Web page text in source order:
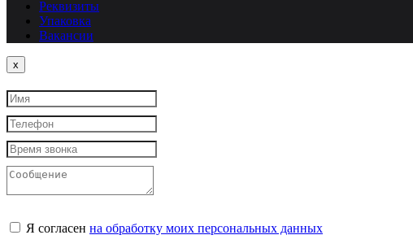
Реквизиты
Упаковка
Вакансии
x
Я согласен на обработку моих персональных данных